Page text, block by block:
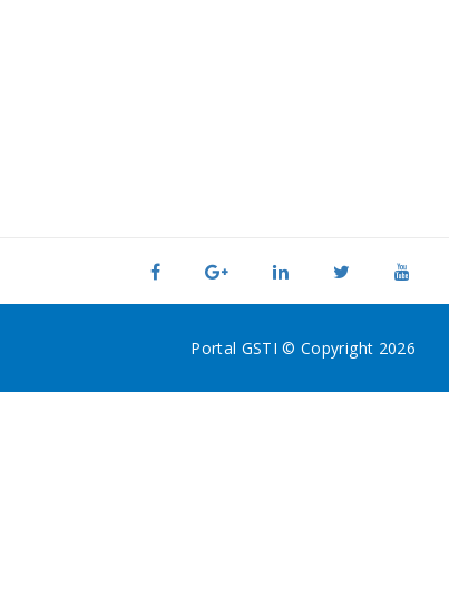
Portal GSTI © Copyright 2026